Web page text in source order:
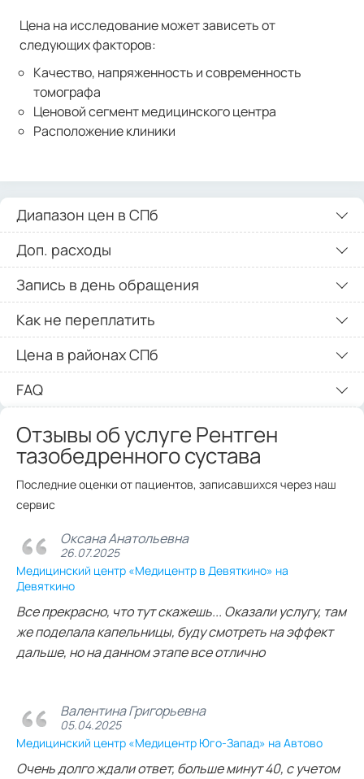
Цена на исследование может зависеть от
следующих факторов:
Качество, напряженность и современность
томографа
Ценовой сегмент медицинского центра
Расположение клиники
Диапазон цен в СПб
Доп. расходы
Запись в день обращения
Как не переплатить
Цена в районах СПб
FAQ
Отзывы об услуге Рентген
тазобедренного сустава
Последние оценки от пациентов, записавшихся через наш
сервис
Оксана Анатольевна
26.07.2025
Медицинский центр «Медицентр в Девяткино» на
Девяткино
Все прекрасно, что тут скажешь... Оказали услугу, там
же поделала капельницы, буду смотреть на эффект
дальше, но на данном этапе все отлично
Валентина Григорьевна
05.04.2025
Медицинский центр «Медицентр Юго-Запад» на Автово
Очень долго ждали ответ, больше минут 40, с учетом